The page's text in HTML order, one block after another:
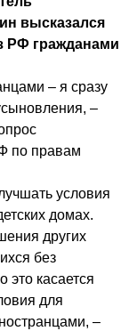
высказался
РФ гражданами
– я сразу
–
по правам
условия
домах.
других
без
это касается
для
–